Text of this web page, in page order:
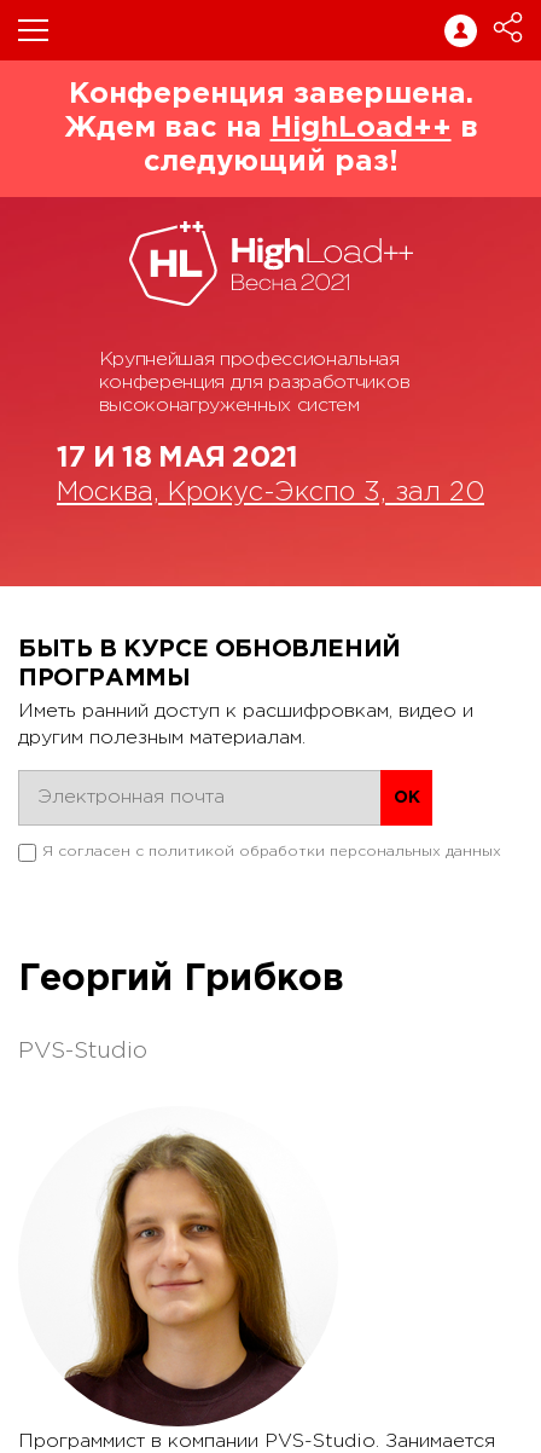
Конференция завершена.
Ждем вас на
HighLoad++ в
следующий раз!
Крупнейшая профессиональная
конференция для разработчиков
высоконагруженных систем
17 И 18 МАЯ 2021
Москва, Крокус-Экспо 3, зал 20
Георгий Грибков
PVS-Studio
Программист в компании PVS-Studio. Занимается
БЫТЬ В КУРСЕ ОБНОВЛЕНИЙ
ПРОГРАММЫ
Иметь ранний доступ к расшифровкам, видео и
другим полезным материалам.
Я согласен с политикой обработки персональных данных